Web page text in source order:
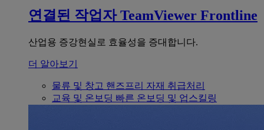
연결된 작업자 TeamViewer Frontline
산업용 증강현실로 효율성을 증대합니다.
더 알아보기
물류 및 창고 핸즈프리 자재 취급처리
교육 및 온보딩 빠른 온보딩 및 업스킬링